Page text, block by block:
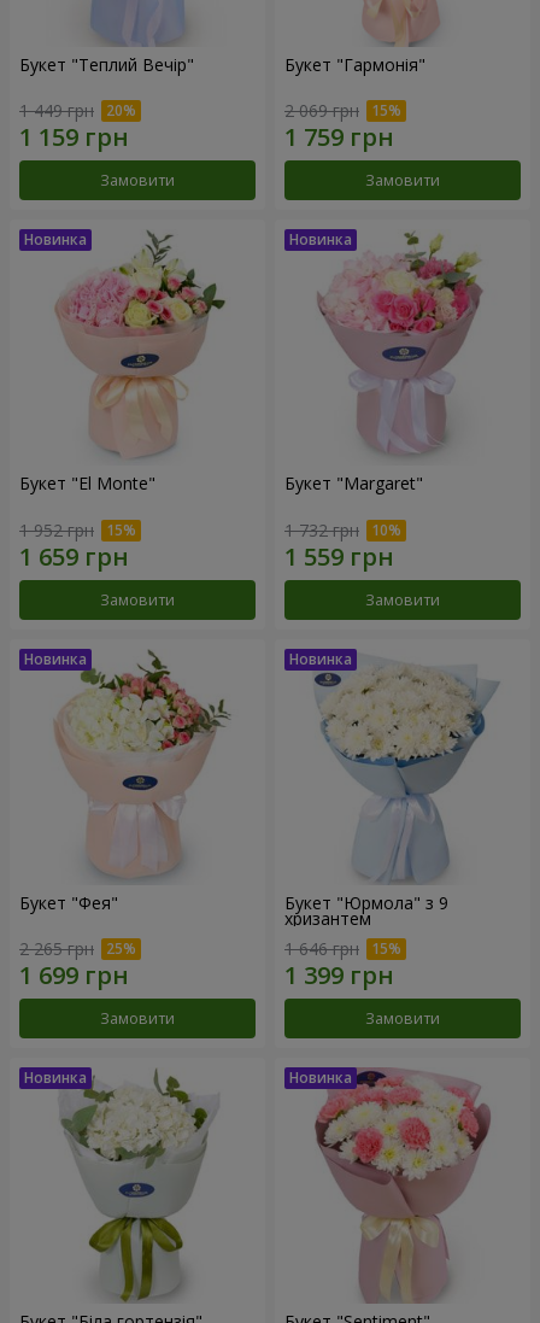
Букет "Теплий Вечір"
1 449 грн
Замовити
Букет "Гармонія"
2 069 грн
Замовити
Букет "El Monte"
1 952 грн
Замовити
Букет "Margaret"
1 732 грн
Замовити
Букет "Фея"
2 265 грн
Замовити
Букет "Юрмола" з 9
хризантем
1 646 грн
Замовити